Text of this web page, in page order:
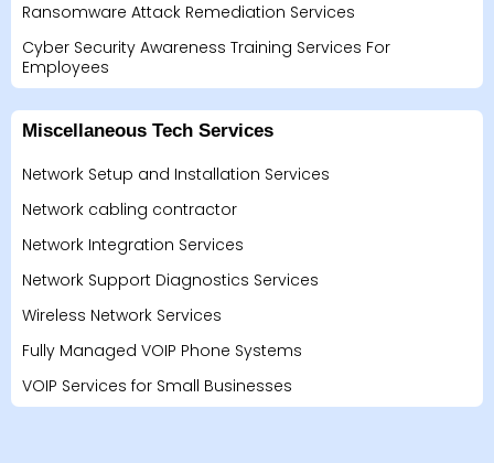
Ransomware Attack Remediation Services
Cyber Security Awareness Training Services For
Employees
Miscellaneous Tech Services
Network Setup and Installation Services
Network cabling contractor
Network Integration Services
Network Support Diagnostics Services
Wireless Network Services
Fully Managed VOIP Phone Systems
VOIP Services for Small Businesses